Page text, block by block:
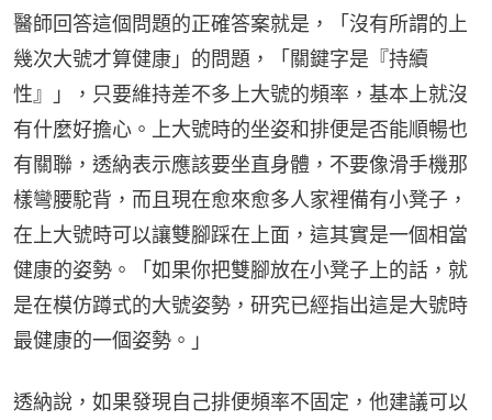
醫師回答這個問題的正確答案就是，「沒有所謂的上
幾次大號才算健康」的問題，「關鍵字是『持續
性』」，只要維持差不多上大號的頻率，基本上就沒
有什麼好擔心。上大號時的坐姿和排便是否能順暢也
有關聯，透納表示應該要坐直身體，不要像滑手機那
樣彎腰駝背，而且現在愈來愈多人家裡備有小凳子，
在上大號時可以讓雙腳踩在上面，這其實是一個相當
健康的姿勢。「如果你把雙腳放在小凳子上的話，就
是在模仿蹲式的大號姿勢，研究已經指出這是大號時
最健康的一個姿勢。」
透納說，如果發現自己排便頻率不固定，他建議可以